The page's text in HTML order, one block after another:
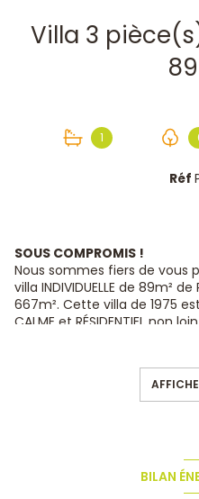
Villa 3 pièce(s) 2 chambre(s)
1
Réf
SOUS COMPROMIS !
Nous sommes fiers de vous
villa INDIVIDUELLE de 89m²
667m². Cette villa de 1975
CALME et RÉSIDENTIEL non
en partie couverte exposée
indépendante, 2 chambres,
indépendant et un garage
très accessible et les
(possiblité de réhaussser).
BILAN